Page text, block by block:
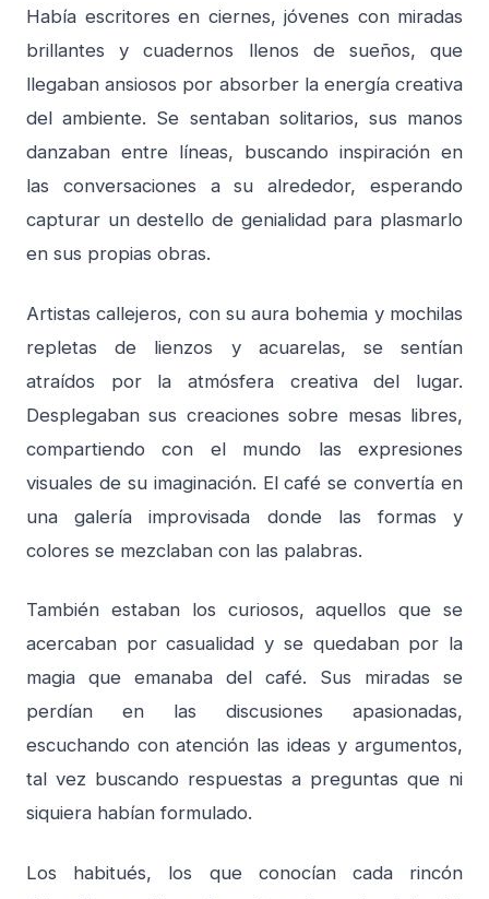
Había escritores en ciernes, jóvenes con miradas
brillantes y cuadernos llenos de sueños, que
llegaban ansiosos por absorber la energía creativa
del ambiente. Se sentaban solitarios, sus manos
danzaban entre líneas, buscando inspiración en
las conversaciones a su alrededor, esperando
capturar un destello de genialidad para plasmarlo
en sus propias obras.
Artistas callejeros, con su aura bohemia y mochilas
repletas de lienzos y acuarelas, se sentían
atraídos por la atmósfera creativa del lugar.
Desplegaban sus creaciones sobre mesas libres,
compartiendo con el mundo las expresiones
visuales de su imaginación. El café se convertía en
una galería improvisada donde las formas y
colores se mezclaban con las palabras.
También estaban los curiosos, aquellos que se
acercaban por casualidad y se quedaban por la
magia que emanaba del café. Sus miradas se
perdían en las discusiones apasionadas,
escuchando con atención las ideas y argumentos,
tal vez buscando respuestas a preguntas que ni
siquiera habían formulado.
Los habitués, los que conocían cada rincón